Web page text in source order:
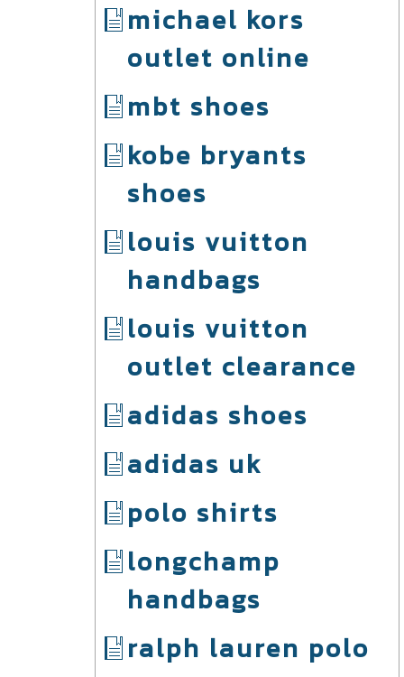
michael kors
outlet online
mbt shoes
kobe bryants
shoes
louis vuitton
handbags
louis vuitton
outlet clearance
adidas shoes
adidas uk
polo shirts
longchamp
handbags
ralph lauren polo